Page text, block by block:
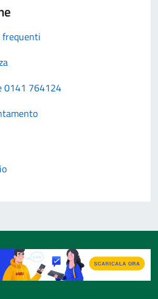
frequenti
0141 764124